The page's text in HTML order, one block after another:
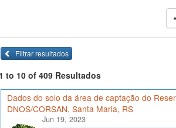
Filtrar resultados
to 10 of 409 Resultados
Dados do solo da área de captação do
DNOS/CORSAN, Santa Maria, RS
Jun 19, 2023